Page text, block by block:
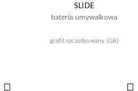
SLIDE
bateria umywalkowa
grafit szczotkowany (GR)